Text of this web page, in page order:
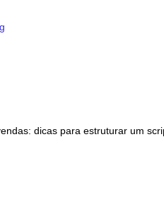
dicas para estruturar um